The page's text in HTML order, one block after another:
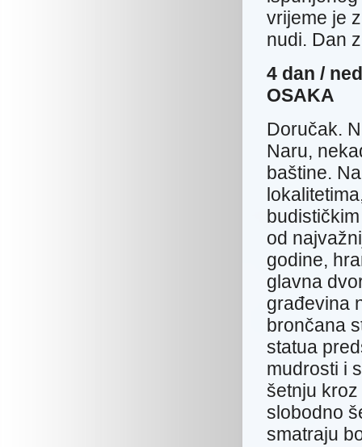
vrijeme je
nudi. Dan
4 dan /
OSAKA
Doručak.
Naru,
baštine.
od
godine,
glavna
građevina
brončana
statua
mudrosti i
šetnju
slobodno
smatraju